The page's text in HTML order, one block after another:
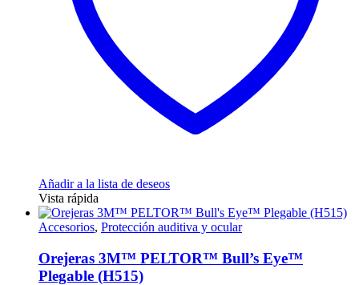
Añadir a la lista de deseos
Vista rápida
Accesorios, Protección auditiva y ocular
Orejeras 3M™ PELTOR™ Bull’s Eye™
Plegable (H515)